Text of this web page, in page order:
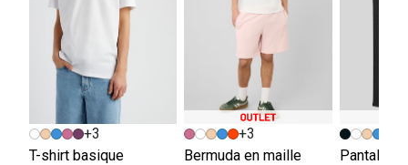
+3
T-shirt basique
+3
Bermuda en maille